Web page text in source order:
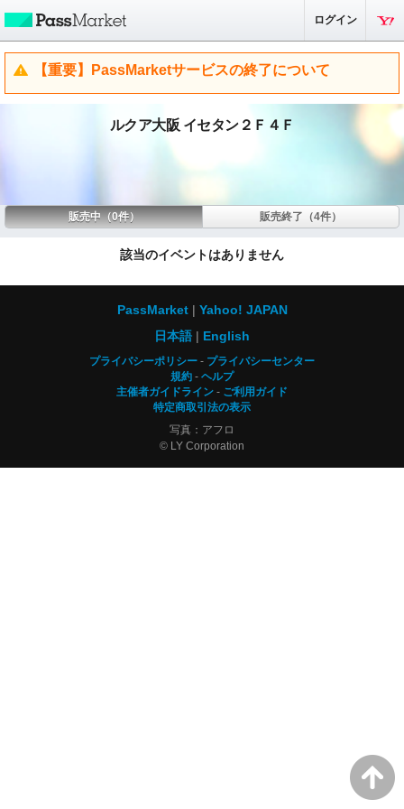
ログイン
【重要】PassMarketサービスの終了について
ルクア大阪 イセタン２Ｆ４Ｆ
販売中（0件） 販売終了（4件）
該当のイベントはありません
PassMarket
Yahoo! JAPAN
日本語
English
プライバシーポリシー
プライバシーセンター
規約
ヘルプ
主催者ガイドライン
ご利用ガイド
特定商取引法の表示
写真：アフロ
© LY Corporation